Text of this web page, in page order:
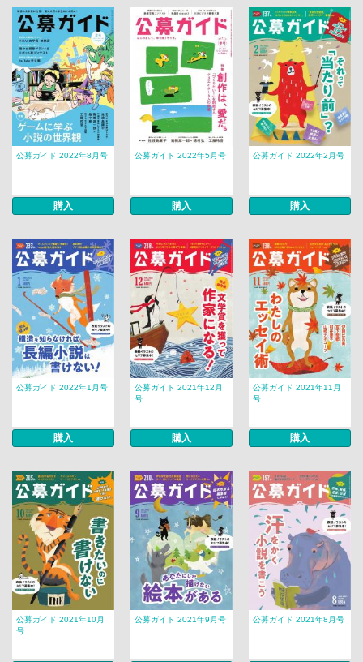
公募ガイド 2022年8月号
購入
公募ガイド 2022年5月号
購入
公募ガイド 2022年2月号
購入
公募ガイド 2022年1月号
購入
公募ガイド 2021年12月
号
購入
公募ガイド 2021年11月
号
購入
公募ガイド 2021年10月
号
公募ガイド 2021年9月号 公募ガイド 2021年8月号